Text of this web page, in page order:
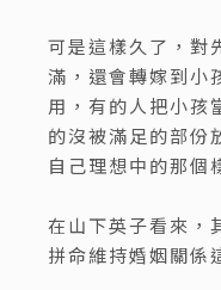
可是這樣久了，對
滿，還會轉嫁到小
用，有的人把小孩
的沒被滿足的部份
自己理想中的那個
在山下英子看來，
拼命維持婚姻關係